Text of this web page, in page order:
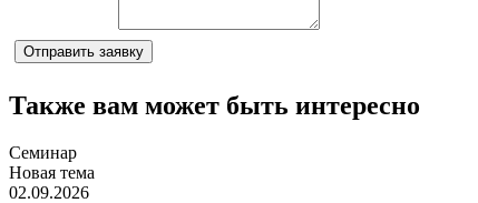
Отправить заявку
Также вам может быть интересно
Семинар
Новая тема
02.09.2026